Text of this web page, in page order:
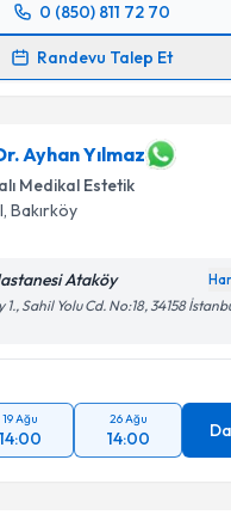
0 (850) 811 72 70
Randevu Talep Et
Talebi
e-posta ile
işlenmesine ilişkin
işlenmesini kabul ediyorum.
Takvim Talebini Gönder
Ayhan Yılmaz
Medikal Estetik
, Bakırköy
Ataköy
Sahil Yolu Cd. No:18, 34158
19 Ağu
14:00
26 Ağu
14:00